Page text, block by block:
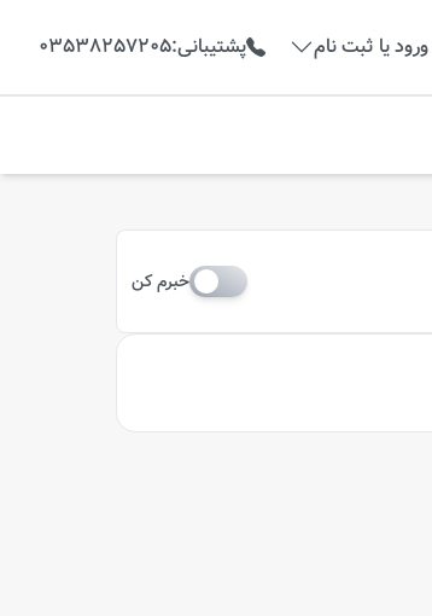
ورود یا ثبت نام پشتیبانی:
03538257205
خبرم کن